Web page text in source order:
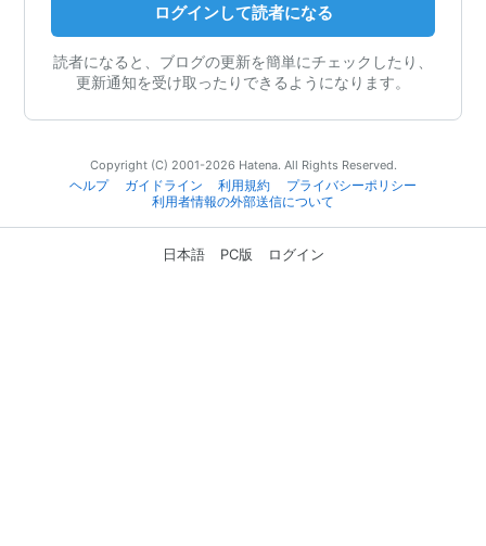
ログインして読者になる
読者になると、ブログの更新を簡単にチェックしたり、
更新通知を受け取ったりできるようになります。
Copyright (C) 2001-2026 Hatena. All Rights Reserved.
ヘルプ
ガイドライン 利用規約
プライバシーポリシー
利用者情報の外部送信について
日本語 PC版 ログイン